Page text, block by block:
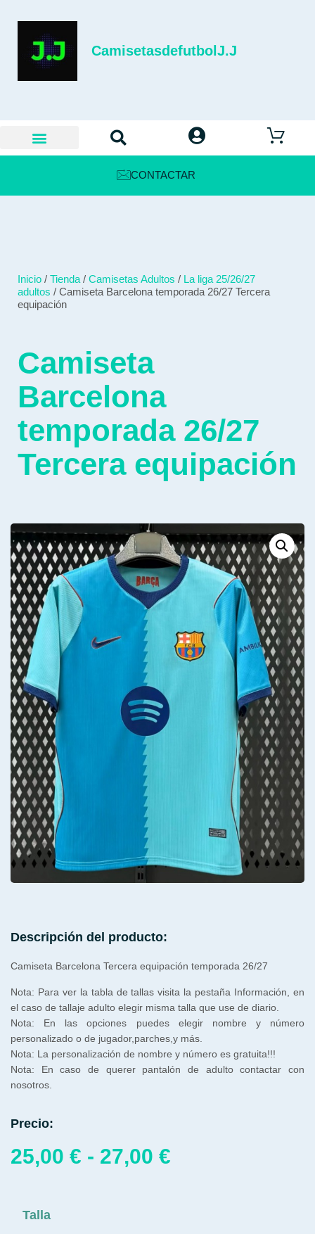
CamisetasdefutbolJ.J
CONTACTAR
Inicio / Tienda / Camisetas Adultos / La liga 25/26/27
adultos / Camiseta Barcelona temporada 26/27 Tercera
equipación
Camiseta
Barcelona
temporada 26/27
Tercera equipación
Descripción del producto:
Camiseta Barcelona Tercera equipación temporada 26/27
Nota: Para ver la tabla de tallas visita la pestaña Información, en
el caso de tallaje adulto elegir misma talla que use de diario.
Nota: En las opciones puedes elegir nombre y número
personalizado o de jugador,parches,y más.
Nota: La personalización de nombre y número es gratuita!!!
Nota: En caso de querer pantalón de adulto contactar con
nosotros.
Precio:
25,00 € - 27,00 €
Talla